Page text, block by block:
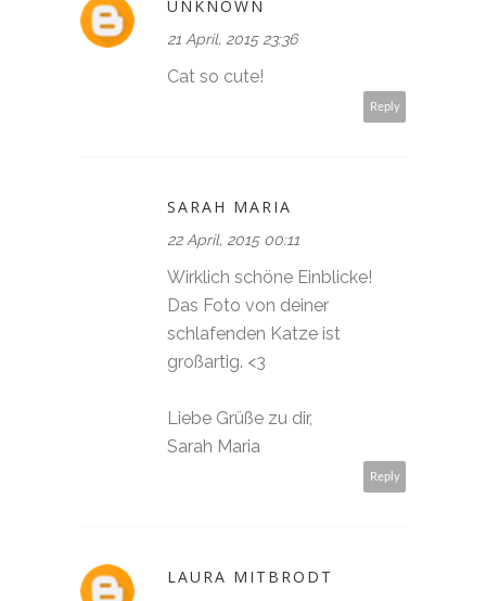
UNKNOWN
21 April, 2015 23:36
Cat so cute!
Reply
SARAH MARIA
22 April, 2015 00:11
Wirklich schöne Einblicke!
Das Foto von deiner
schlafenden Katze ist
großartig. <3
Liebe Grüße zu dir,
Sarah Maria
Reply
LAURA MITBRODT